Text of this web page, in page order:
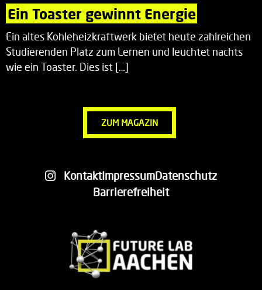
Ein Toaster gewinnt Energie
Ein altes Kohleheizkraftwerk bietet heute zahlreichen
Studierenden Platz zum Lernen und leuchtet nachts
wie ein Toaster. Dies ist […]
ZUM MAGAZIN
KontaktImpressumDatenschutz
Barrierefreiheit